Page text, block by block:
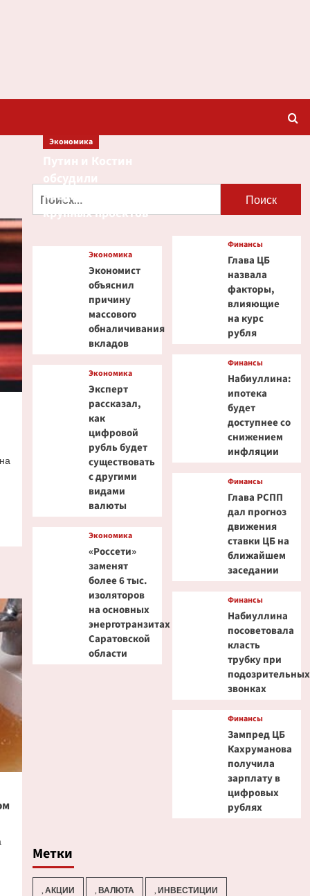
Экономика
кредитование
крупных проектов
Экономика
Экономист
объяснил
причину
массового
обналичивания
вкладов
Экономика
Эксперт
рассказал,
как
цифровой
рубль будет
существовать
с другими
видами
валюты
Экономика
«Россети»
заменят
более 6 тыс.
изоляторов
на основных
энерготранзитах
Саратовской
области
Финансы
Глава ЦБ
назвала
факторы,
влияющие
на курс
рубля
Финансы
Набиуллина:
ипотека
будет
доступнее со
снижением
инфляции
Финансы
Глава РСПП
дал прогноз
движения
ставки ЦБ на
ближайшем
заседании
Финансы
Набиуллина
посоветовала
класть
трубку при
подозрительных
звонках
Финансы
Зампред ЦБ
Кахруманова
получила
зарплату в
цифровых
рублях
Метки
, АКЦИИ , ВАЛЮТА , ИНВЕСТИЦИИ